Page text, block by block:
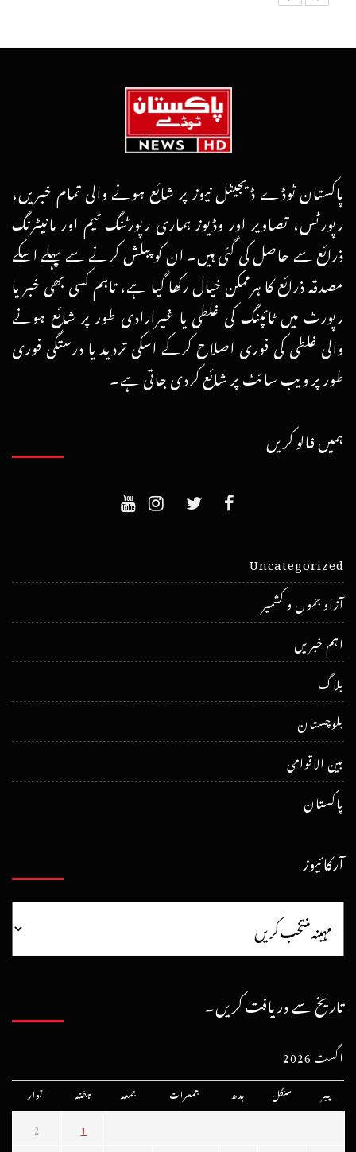
پاکستان ٹوڈے ڈیجیٹل نیوز پر شائع ہونے والی تمام خبریں،
رپورٹس، تصاویر اور وڈیوز ہماری رپورٹنگ ٹیم اور مانیٹرنگ
ذرائع سے حاصل کی گئی ہیں۔ ان کو پبلش کرنے سے پہلے اسکے
مصدقہ ذرائع کا ہرممکن خیال رکھا گیا ہے، تاہم کسی بھی خبر یا
رپورٹ میں ٹائپنگ کی غلطی یا غیرارادی طور پر شائع ہونے
والی غلطی کی فوری اصلاح کرکے اسکی تردید یا درستگی فوری
طور پر ویب سائٹ پر شائع کردی جاتی ہے۔
ہمیں فالو کریں
Uncategorized
آزاد جموں و کشمیر
اہم خبریں
بلاگ
بلوچستان
بین الاقوامی
پاکستان
آرکائیوز
تاریخ سے دریافت کریں۔
اگست 2026
پیر منگل بدھ جمعرات جمعہ ہفتہ اتوار
1
2